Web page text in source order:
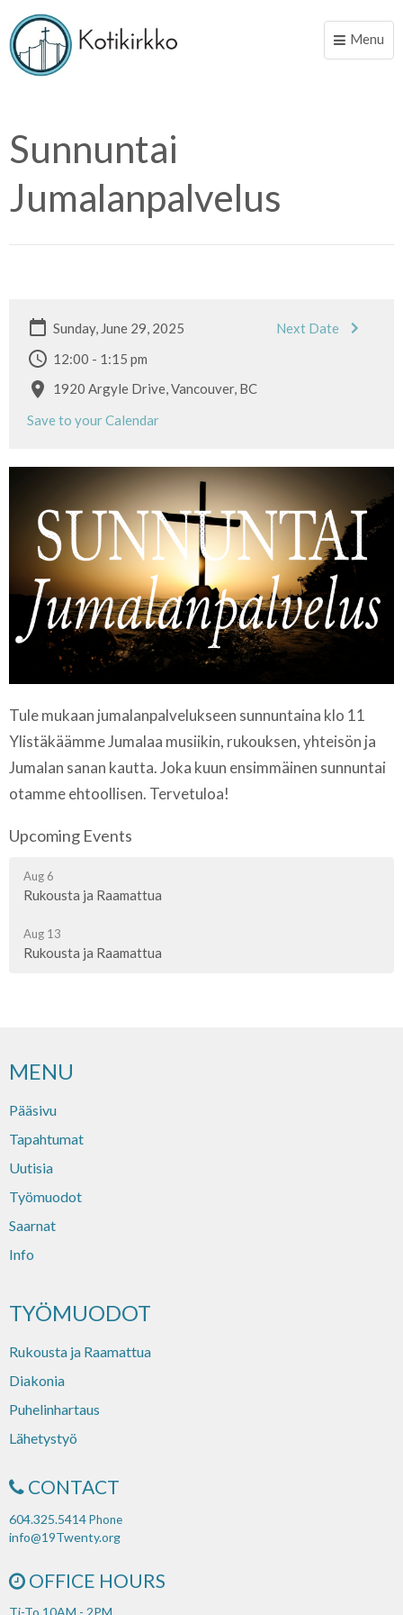
Toggle
Menu
Sunnuntai
Jumalanpalvelus
Sunday, June 29, 2025
Next Date
12:00 - 1:15 pm
1920 Argyle Drive, Vancouver, BC
Save to your Calendar
Tule mukaan jumalanpalvelukseen sunnuntaina klo 11
Ylistäkäämme Jumalaa musiikin, rukouksen, yhteisön ja
Jumalan sanan kautta. Joka kuun ensimmäinen sunnuntai
otamme ehtoollisen. Tervetuloa!
Upcoming Events
Aug 6
Rukousta ja Raamattua
Aug 13
Rukousta ja Raamattua
MENU
Pääsivu
Tapahtumat
Uutisia
Työmuodot
Saarnat
Info
TYÖMUODOT
Rukousta ja Raamattua
Diakonia
Puhelinhartaus
Lähetystyö
CONTACT
604.325.5414Phone
info@19Twenty.org
OFFICE HOURS